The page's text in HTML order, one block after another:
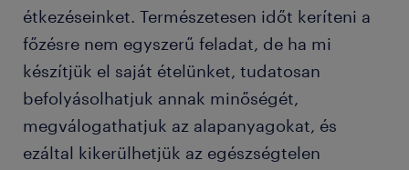
étkezéseinket. Természetesen időt keríteni a
főzésre nem egyszerű feladat, de ha mi
készítjük el saját ételünket, tudatosan
befolyásolhatjuk annak minőségét,
megválogathatjuk az alapanyagokat, és
ezáltal kikerülhetjük az egészségtelen